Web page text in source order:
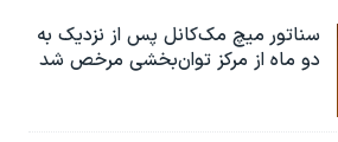
سناتور میچ مک‌کانل پس از نزدیک به
دو ماه از مرکز توان‌بخشی مرخص شد